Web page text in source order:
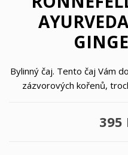
Bylinný čaj. Tento čaj Vám
zázvorových kořenů,
395